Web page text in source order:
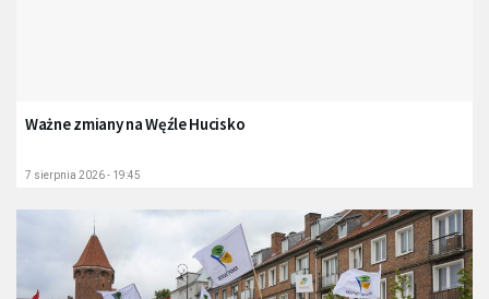
Ważne zmiany na Węźle Hucisko
7 sierpnia 2026 - 19:45